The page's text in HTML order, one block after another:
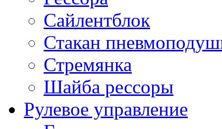
Сайлентблок
Стакан
Стремянка
Шайба рессоры
Рулевое управление